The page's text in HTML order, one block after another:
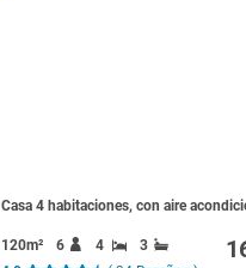
Casa 4 habitaciones, con aire
120m² 6 4
3